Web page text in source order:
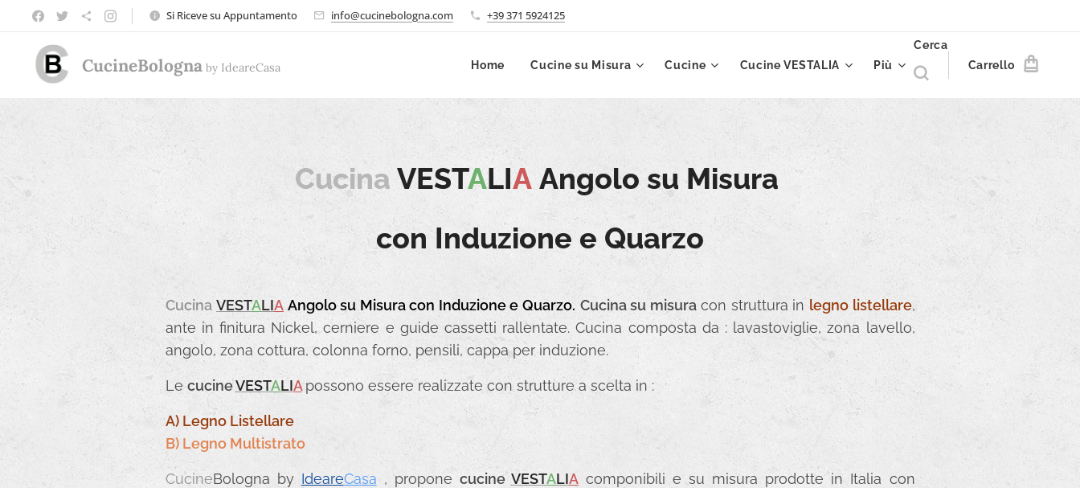
Si Riceve su Appuntamento info@cucinebologna.com +39 371 5924125
CucineBologna by IdeareCasa Home Cucine su Misura Cucine Cucine VESTALIA Più
Cerca
Carrello
Cucina VESTALIA Angolo su Misura
con Induzione e Quarzo
Cucina VESTALIA Angolo su Misura con Induzione e Quarzo. Cucina su misuracon struttura in legno listellare,
ante in finitura Nickel, cerniere e guide cassetti rallentate. Cucina composta da : lavastoviglie, zona lavello,
angolo, zona cottura, colonna forno, pensili, cappa per induzione.
Le cucineVESTALIA possono essere realizzate con strutture a scelta in :
A) Legno Listellare
B) Legno Multistrato
CucineBologna by IdeareCasa , propone cucine VESTALIAcomponibili e su misura prodotte in Italia con